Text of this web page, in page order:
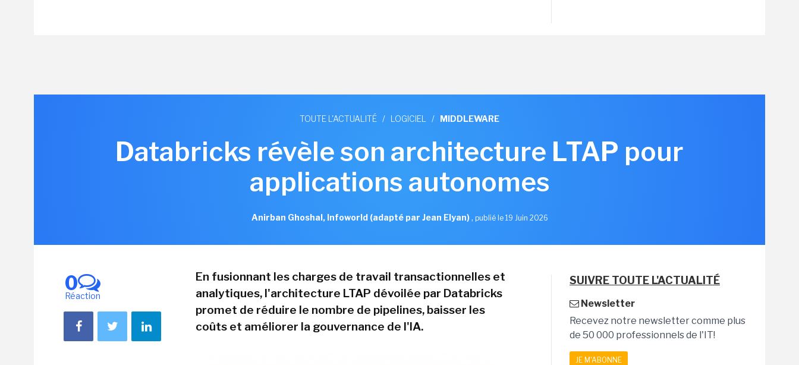
TOUTE L'ACTUALITÉ / LOGICIEL / MIDDLEWARE
Databricks révèle son architecture LTAP pour
applications autonomes
Anirban Ghoshal, Infoworld (adapté par Jean Elyan), publié le 19 Juin 2026
0
Réaction
En fusionnant les charges de travail transactionnelles et
analytiques, l'architecture LTAP dévoilée par Databricks
promet de réduire le nombre de pipelines, baisser les
coûts et améliorer la gouvernance de l'IA.
SUIVRE TOUTE L'ACTUALITÉ
Newsletter
Recevez notre newsletter comme plus
de 50 000 professionnels de l'IT!
JE M'ABONNE